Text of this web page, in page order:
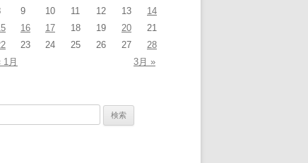
9 10 11 12 13
14
16 17 18 19 20
21
23 24 25 26 27
28
1月
3月 »